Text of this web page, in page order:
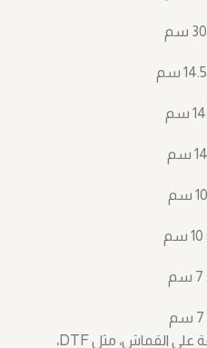
📌 يُستخدم في جميع أنواع الطباعة على القماش، مثل DTF،